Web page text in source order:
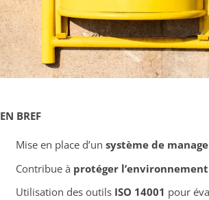
EN BREF
Mise en place d’un système de
Contribue à protéger l’environnement
Utilisation des outils ISO 14001 pour